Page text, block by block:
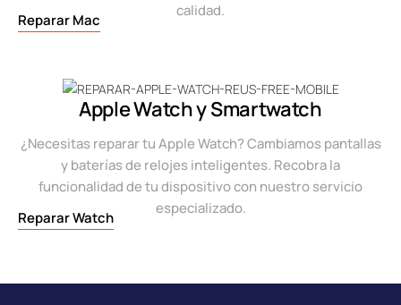
calidad.
Reparar Mac
Apple Watch y Smartwatch
¿Necesitas reparar tu Apple Watch? Cambiamos pantallas
y baterías de relojes inteligentes. Recobra la
funcionalidad de tu dispositivo con nuestro servicio
especializado.
Reparar Watch